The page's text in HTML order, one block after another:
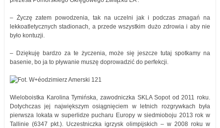
– Życzę zatem powodzenia, tak na uczelni jak i podczas zmagań na
lekkoatletycznych stadionach, a przede wszystkim dużo zdrowia i aby nie
było kontuzji.
– Dziękuję bardzo za te życzenia, może się jeszcze tutaj spotkamy na
basenie, bo ja to pływanie muszę doprowadzić do perfekcji.
Wieloboistka Karolina Tymińska, zawodniczka SKLA Sopot od 2011 roku.
Dotychczas jej największym osiągnięciem w letnich rozgrywkach była
pierwsza lokata w superlidze pucharu Europy w siedmioboju 2013 rok w
Tallinie (6347 pkt.). Uczestniczka igrzysk olimpijskich – w 2008 roku w